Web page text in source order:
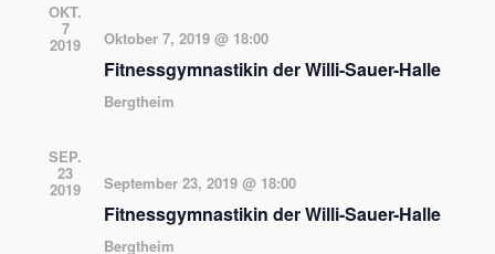
OKT.
7
2019 Oktober 7, 2019 @ 18:00
Fitnessgymnastikin der Willi-Sauer-Halle
Bergtheim
SEP.
23
2019 September 23, 2019 @ 18:00
Fitnessgymnastikin der Willi-Sauer-Halle
Bergtheim